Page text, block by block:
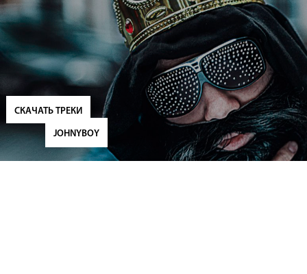
СКАЧАТЬ ТРЕКИ
JOHNYBOY